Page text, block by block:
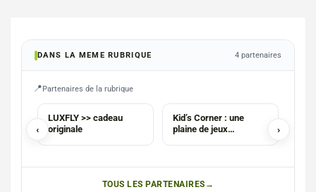
DANS LA MEME RUBRIQUE 4 partenaires
Partenaires de la rubrique
‹ ›
LUXFLY >> cadeau
originale
Kid’s Corner : une
plaine de jeux
TOUS LES PARTENAIRES